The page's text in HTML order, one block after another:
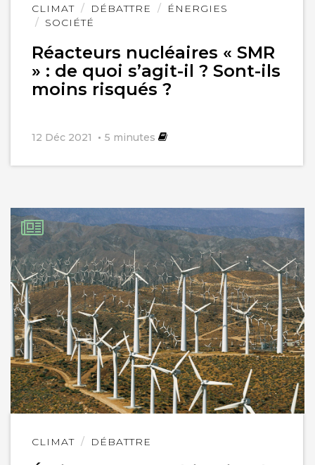
CLIMAT DÉBATTRE
ÉNERGIES
SOCIÉTÉ
Réacteurs nucléaires « SMR
» : de quoi s’agit-il ? Sont-ils
moins risqués ?
12 Déc 2021 5 minutes
Lire
l'article
CLIMAT DÉBATTRE
Lire